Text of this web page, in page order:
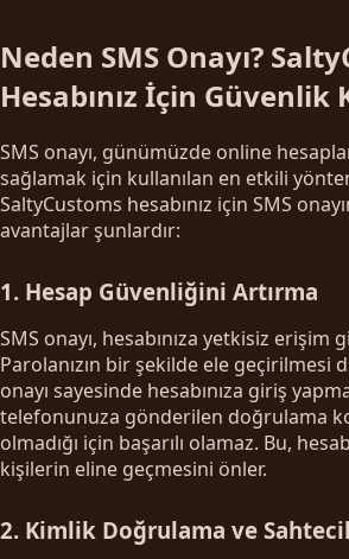
Neden SMS Onayı?
Hesabınız İçin Güvenlik
SMS onayı, günümüzde online
sağlamak için kullanılan en etkili
SaltyCustoms hesabınız için SMS
avantajlar şunlardır:
1. Hesap Güvenliğini Artırma
SMS onayı, hesabınıza yetkisiz erişim
Parolanızın bir şekilde ele geçirilmesi
onayı sayesinde hesabınıza giriş
telefonunuza gönderilen doğrulama
olmadığı için başarılı olamaz. Bu,
kişilerin eline geçmesini önler.
2. Kimlik Doğrulama ve